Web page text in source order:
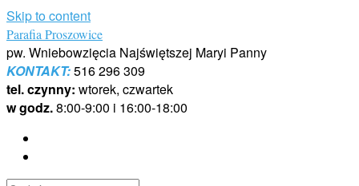
Skip to content
Parafia Proszowice
pw. Wniebowzięcia Najświętszej Maryi Panny
KONTAKT:516 296 309
tel. czynny: wtorek, czwartek
w godz.8:00-9:00 i 16:00-18:00